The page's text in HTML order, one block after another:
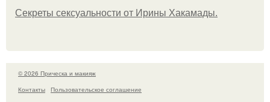
Секреты сексуальности от Ирины Хакамады.
© 2026 Прическа и макияж
Контакты
Пользовательское соглашение